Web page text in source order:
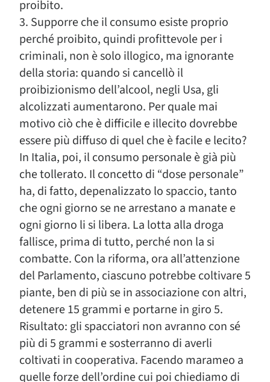
proibito.
3. Supporre che il consumo esiste proprio
perché proibito, quindi profittevole per i
criminali, non è solo illogico, ma ignorante
della storia: quando si cancellò il
proibizionismo dell’alcool, negli Usa, gli
alcolizzati aumentarono. Per quale mai
motivo ciò che è difficile e illecito dovrebbe
essere più diffuso di quel che è facile e lecito?
In Italia, poi, il consumo personale è già più
che tollerato. Il concetto di “dose personale”
ha, di fatto, depenalizzato lo spaccio, tanto
che ogni giorno se ne arrestano a manate e
ogni giorno li si libera. La lotta alla droga
fallisce, prima di tutto, perché non la si
combatte. Con la riforma, ora all’attenzione
del Parlamento, ciascuno potrebbe coltivare 5
piante, ben di più se in associazione con altri,
detenere 15 grammi e portarne in giro 5.
Risultato: gli spacciatori non avranno con sé
più di 5 grammi e sosterranno di averli
coltivati in cooperativa. Facendo marameo a
quelle forze dell’ordine cui poi chiediamo di